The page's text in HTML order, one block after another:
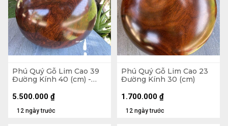
Phú Quý Gỗ Lim Cao 39
Đường Kính 40 (cm) -
12 ngày trước
5.500.000 ₫
Phú Quý Gỗ Lim Cao 23
Đường Kính 30 (cm)
12 ngày trước
1.700.000 ₫